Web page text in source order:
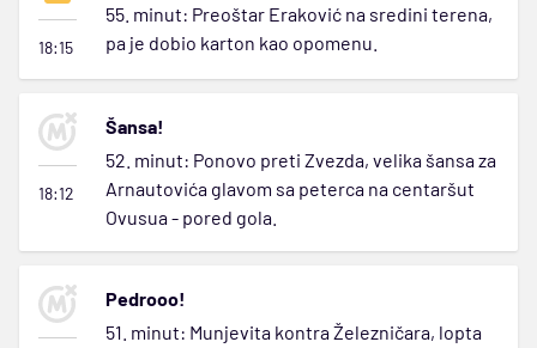
18:15
55. minut: Preoštar Eraković na sredini terena,
pa je dobio karton kao opomenu.
18:12
Šansa!
52. minut: Ponovo preti Zvezda, velika šansa za
Arnautovića glavom sa peterca na centaršut
Ovusua - pored gola.
Pedrooo!
51. minut: Munjevita kontra Železničara, lopta